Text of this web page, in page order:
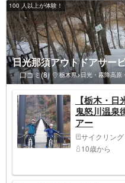
100 人以上が体験！
日光那須アウトドアサー
口コミ(8) 栃木県>日光・霧降高原
【栃木・
鬼怒川温泉
アー
サイクリン
10歳から